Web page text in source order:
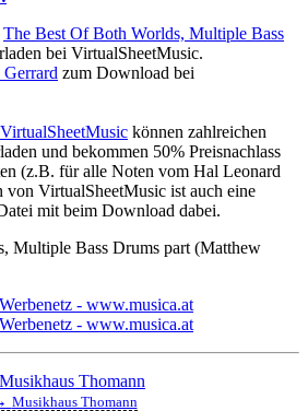
The Best Of Both Worlds, Multiple Bass
bei VirtualSheetMusic.
zum Download bei
können zahlreichen
und bekommen 50% Preisnachlass
(z.B. für alle Noten vom Hal Leonard
VirtualSheetMusic ist auch eine
mit beim Download dabei.
Multiple Bass Drums part (Matthew
Musikhaus Thomann